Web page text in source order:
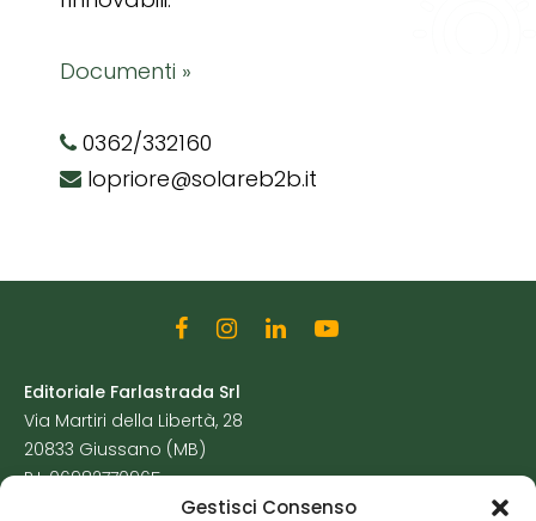
Gestisci Consenso
Documenti »
0362/332160
lopriore@solareb2b.it
Editoriale Farlastrada Srl
Via Martiri della Libertà, 28
20833 Giussano (MB)
P.I. 06982770965